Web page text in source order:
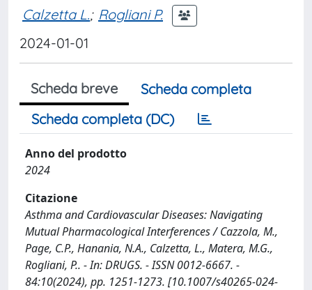
Calzetta L.; Rogliani P.
2024-01-01
Scheda breve
Scheda completa
Scheda completa (DC)
Anno del prodotto
2024
Citazione
Asthma and Cardiovascular Diseases: Navigating
Mutual Pharmacological Interferences / Cazzola, M.,
Page, C.P., Hanania, N.A., Calzetta, L., Matera, M.G.,
Rogliani, P.. - In: DRUGS. - ISSN 0012-6667. -
84:10(2024), pp. 1251-1273. [10.1007/s40265-024-